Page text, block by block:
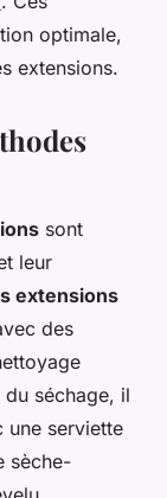
optimale,
extensions.
sont
leur
extensions
des
séchage, il
une serviette
sèche-